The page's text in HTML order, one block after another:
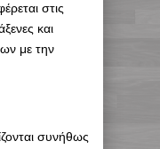
στις
και
με την
συνήθως